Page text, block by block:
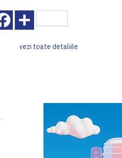
Facebook
vezi toate detaliile